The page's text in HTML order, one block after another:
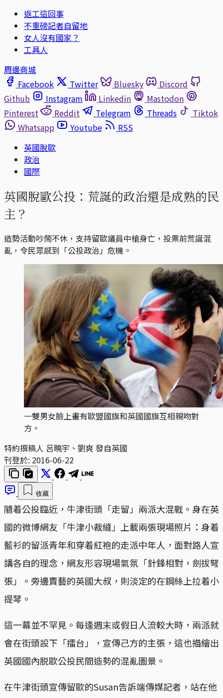
返工這回事
不重磅記者自留地
女人沒有國家？
工具人
周邊商城
Facebook
Twitter Bluesky
Discord
Github
Instagram Linkedin
Mastodon
Pinterest
Reddit Telegram Threads
Tiktok
Whatsapp
Youtube
RSS
英國脫歐
政治
國際
英國脫歐公投：荒誕的政治還是成熟的民
主？
造勢活動吵鬧不休，支持留歐議員中槍身亡，投票前荒誕混
亂，令民眾感到「公投政治」危機。
一雙男女臉上畫有歐盟國旗和英國國旗互相親吻對
方。
特約撰稿人 呂曉宇、劉爽 發自英國
刊登於: 2016-06-22
收藏
隨着公投臨近，牛津街頭「走留」兩派大混戰。身在英
國的微博網友「牛津小裁縫」上載兩張現場照片：身着
藍衫的留派青年和穿着紅袍的走派中年人，面對路人宣
講各自的理念，網友形容現場氣氛「針鋒相對，劍拔弩
張」。旁邊賣藝的英國大叔，則淡定的在鋼絲上拉着小
提琴。
這一幕並不罕見。每逢週末或假日人流較大時，兩派就
會在街頭設下「擂台」，宣傳己方的主張，這也描繪出
英國國內脱歐公投民間造勢的混亂圖景。
在牛津街頭宣傳留歐的Susan告訴端傳媒記者，站在他